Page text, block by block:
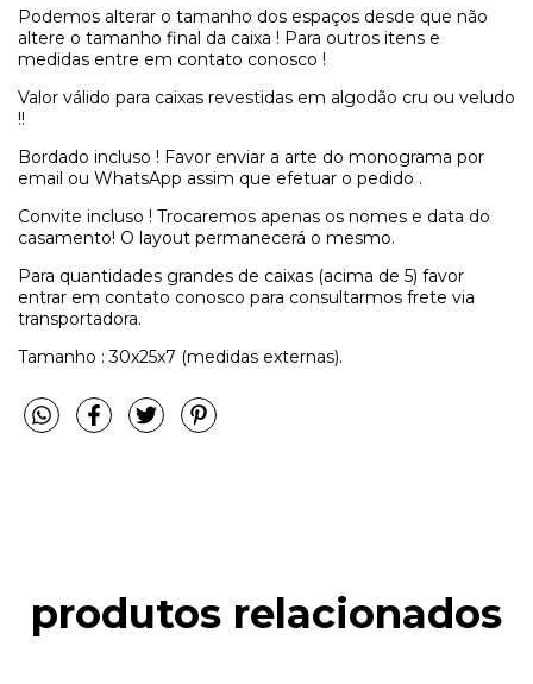
Podemos alterar o tamanho dos espaços desde que não
altere o tamanho final da caixa ! Para outros itens e
medidas entre em contato conosco !
Valor válido para caixas revestidas em algodão cru ou veludo
!!
Bordado incluso ! Favor enviar a arte do monograma por
email ou WhatsApp assim que efetuar o pedido .
Convite incluso ! Trocaremos apenas os nomes e data do
casamento! O layout permanecerá o mesmo.
Para quantidades grandes de caixas (acima de 5) favor
entrar em contato conosco para consultarmos frete via
transportadora.
Tamanho : 30x25x7 (medidas externas).
produtos relacionados